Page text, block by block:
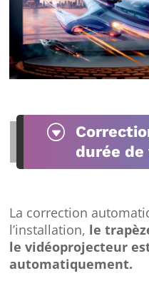
G
durée de
La correction
l’installation, le
le vidéoprojecteur
automatiquement.